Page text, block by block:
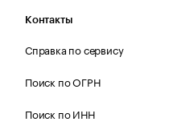
Контакты
Справка по сервису
Поиск по ОГРН
Поиск по ИНН